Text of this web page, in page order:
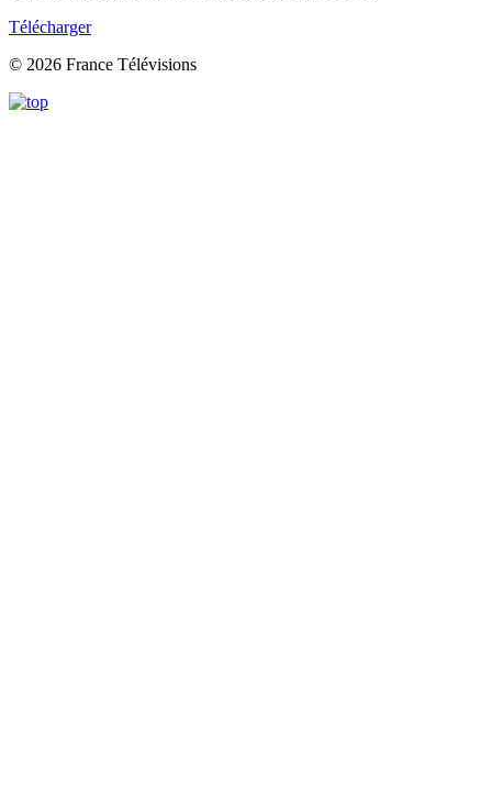
Télécharger
© 2026 France Télévisions